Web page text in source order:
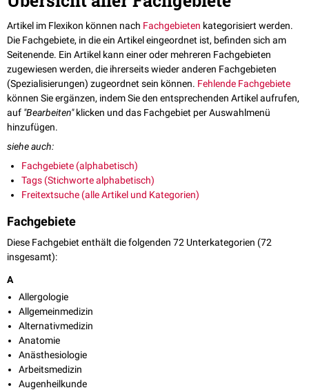
Artikel im Flexikon können nach Fachgebieten kategorisiert werden.
Die Fachgebiete, in die ein Artikel eingeordnet ist, befinden sich am
Seitenende. Ein Artikel kann einer oder mehreren Fachgebieten
zugewiesen werden, die ihrerseits wieder anderen Fachgebieten
(Spezialisierungen) zugeordnet sein können. Fehlende Fachgebiete
können Sie ergänzen, indem Sie den entsprechenden Artikel aufrufen,
auf "Bearbeiten"klicken und das Fachgebiet per Auswahlmenü
hinzufügen.
siehe auch:
Fachgebiete (alphabetisch)
Tags (Stichworte alphabetisch)
Freitextsuche (alle Artikel und Kategorien)
Fachgebiete
Diese Fachgebiet enthält die folgenden 72 Unterkategorien (72
insgesamt):
A
Allergologie
Allgemeinmedizin
Alternativmedizin
Anatomie
Anästhesiologie
Arbeitsmedizin
Augenheilkunde